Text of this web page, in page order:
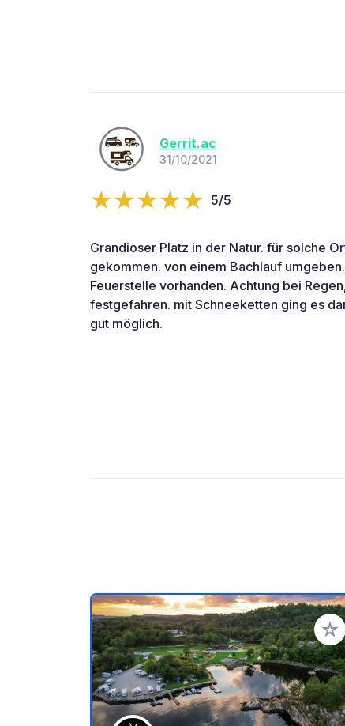
Gerrit.ac
31/10/2021
5/5
Grandioser Platz in der Natur. für solche
gekommen. von einem Bachlauf
Feuerstelle vorhanden. Achtung bei
festgefahren. mit Schneeketten ging es
gut möglich.